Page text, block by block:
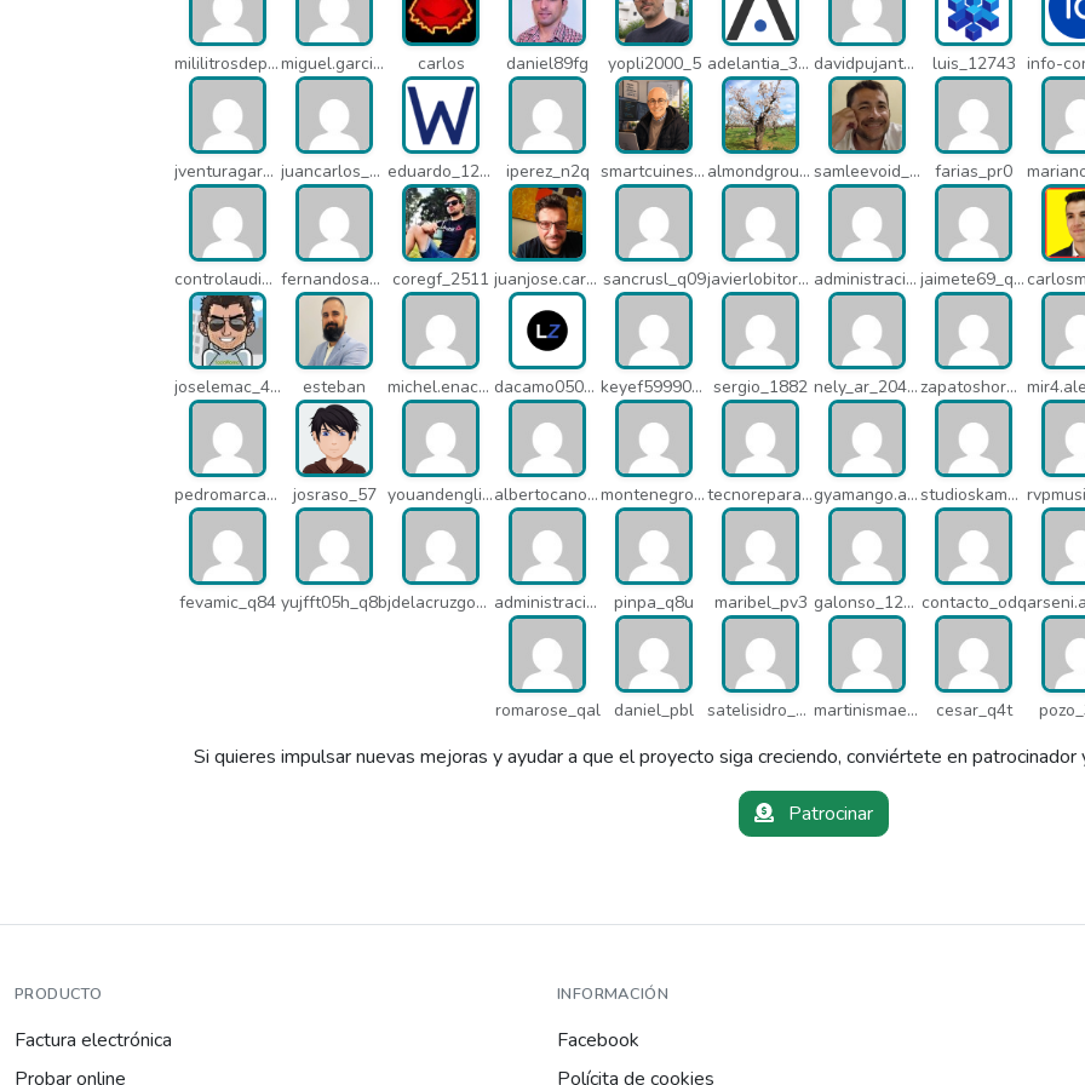
mililitrosdeperfume_lao miguel.garcia_l25 carlos daniel89fg yopli2000_5 adelantia_311 davidpujantelopez_mrf luis_12743
jventuragarcia_13040 juancarlos_ptr eduardo_12367 iperez_n2q smartcuines_1378 almondgroup1984_pjc samleevoid_n58 farias_pr0
controlaudiovisual_1875 fernandosanche_q11 coregf_2511 juanjose.carmona_182 sancrusl_q09 javierlobitort_pz2 administracion_q24 jaimete69_q26
joselemac_4098 esteban michel.enacsl_o1y dacamo0502_q4e keyef59990_q4h sergio_1882 nely_ar_20403 zapatoshormacuatro_q5b
pedromarcabe_q5o josraso_57 youandenglish_q64 albertocano_q5l montenegroasesores1975_q7b tecnoreparacionesmedellin_q7c gyamango.admin_q7d studioskamaleon_owz
fevamic_q84 yujfft05h_q8b jdelacruzgonzalez2015_q8e administracion_pua pinpa_q8u maribel_pv3 galonso_12031 contacto_odq
romarose_qal daniel_pbl satelisidro_pt5 martinismaelima_qbd cesar_q4t
Si quieres impulsar nuevas mejoras y ayudar a que el proyecto siga creciendo, conviértete en
Patrocinar
PRODUCTO
Factura electrónica
Probar online
INFORMACIÓN
Facebook
Polícita de cookies